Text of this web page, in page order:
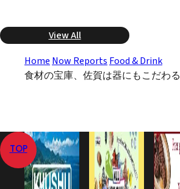
View All
Home Now Reports Food & Drink
食材の宝庫、佐賀は器にもこだわる
TOP